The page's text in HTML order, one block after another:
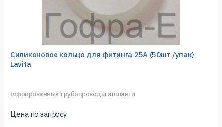
Силиконовое кольцо для фитинга 25A (50шт /упак)
Lavita
Гофрированные трубопроводы и шланги
Цена по запросу